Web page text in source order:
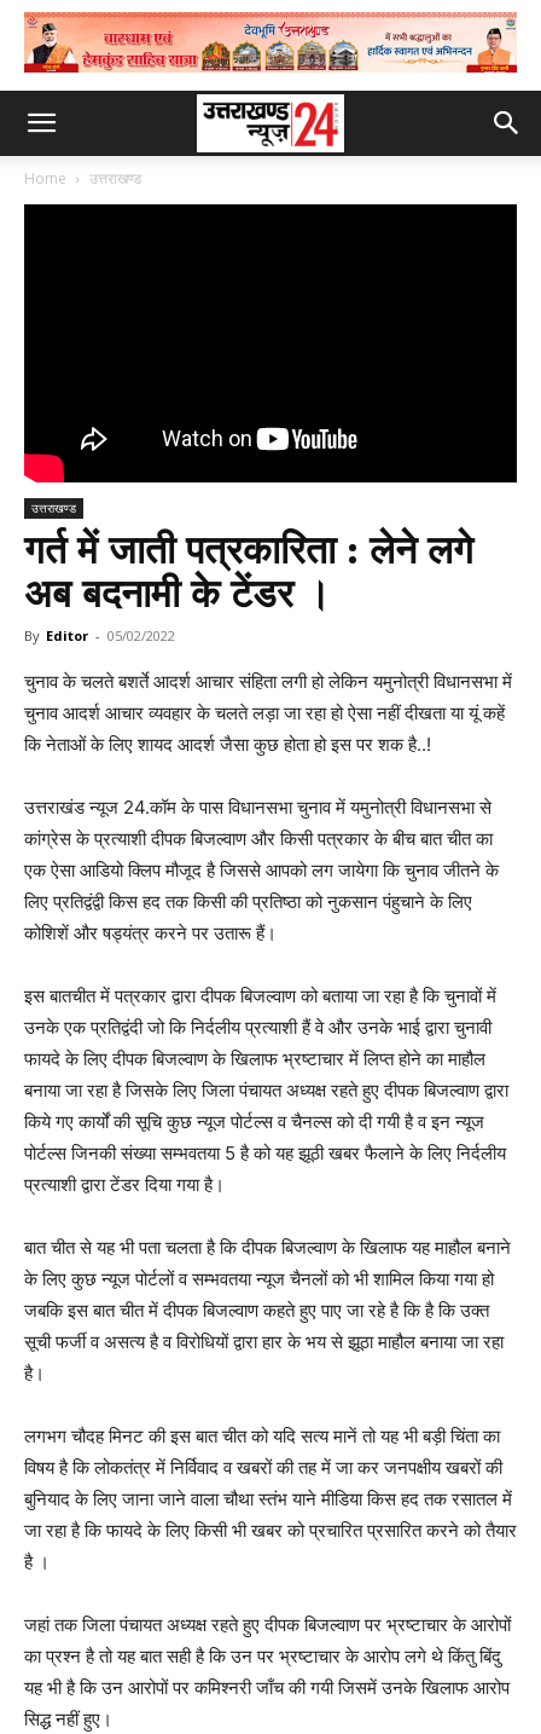
Home उत्तराखण्ड
उत्तराखण्ड
गर्त में जाती पत्रकारिता : लेने लगे
अब बदनामी के टेंडर ।
By Editor - 05/02/2022
चुनाव के चलते बशर्ते आदर्श आचार संहिता लगी हो लेकिन यमुनोत्री विधानसभा में
चुनाव आदर्श आचार व्यवहार के चलते लड़ा जा रहा हो ऐसा नहीं दीखता या यूं कहें
कि नेताओं के लिए शायद आदर्श जैसा कुछ होता हो इस पर शक है..!
उत्तराखंड न्यूज 24.कॉम के पास विधानसभा चुनाव में यमुनोत्री विधानसभा से
कांग्रेस के प्रत्याशी दीपक बिजल्वाण और किसी पत्रकार के बीच बात चीत का
एक ऐसा आडियो क्लिप मौजूद है जिससे आपको लग जायेगा कि चुनाव जीतने के
लिए प्रतिद्वंद्वी किस हद तक किसी की प्रतिष्ठा को नुकसान पंहुचाने के लिए
कोशिशें और षड्यंत्र करने पर उतारू हैं।
इस बातचीत में पत्रकार द्वारा दीपक बिजल्वाण को बताया जा रहा है कि चुनावों में
उनके एक प्रतिद्वंदी जो कि निर्दलीय प्रत्याशी हैं वे और उनके भाई द्वारा चुनावी
फायदे के लिए दीपक बिजल्वाण के खिलाफ भ्रष्टाचार में लिप्त होने का माहौल
बनाया जा रहा है जिसके लिए जिला पंचायत अध्यक्ष रहते हुए दीपक बिजल्वाण द्वारा
किये गए कार्यों की सूचि कुछ न्यूज पोर्टल्स व चैनल्स को दी गयी है व इन न्यूज
पोर्टल्स जिनकी संख्या सम्भवतया 5 है को यह झूठी खबर फैलाने के लिए निर्दलीय
प्रत्याशी द्वारा टेंडर दिया गया है।
बात चीत से यह भी पता चलता है कि दीपक बिजल्वाण के खिलाफ यह माहौल बनाने
के लिए कुछ न्यूज पोर्टलों व सम्भवतया न्यूज चैनलों को भी शामिल किया गया हो
जबकि इस बात चीत में दीपक बिजल्वाण कहते हुए पाए जा रहे है कि है कि उक्त
सूची फर्जी व असत्य है व विरोधियों द्वारा हार के भय से झूठा माहौल बनाया जा रहा
है।
लगभग चौदह मिनट की इस बात चीत को यदि सत्य मानें तो यह भी बड़ी चिंता का
विषय है कि लोकतंत्र में निर्विवाद व खबरों की तह में जा कर जनपक्षीय खबरों की
बुनियाद के लिए जाना जाने वाला चौथा स्तंभ याने मीडिया किस हद तक रसातल में
जा रहा है कि फायदे के लिए किसी भी खबर को प्रचारित प्रसारित करने को तैयार
है ।
जहां तक जिला पंचायत अध्यक्ष रहते हुए दीपक बिजल्वाण पर भ्रष्टाचार के आरोपों
का प्रश्न है तो यह बात सही है कि उन पर भ्रष्टाचार के आरोप लगे थे किंतु बिंदु
यह भी है कि उन आरोपों पर कमिश्नरी जाँच की गयी जिसमें उनके खिलाफ आरोप
सिद्ध नहीं हुए।